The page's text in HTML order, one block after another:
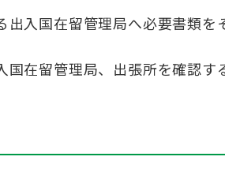
入国在留管理局へ必要書類を
在留管理局、出張所を確認す